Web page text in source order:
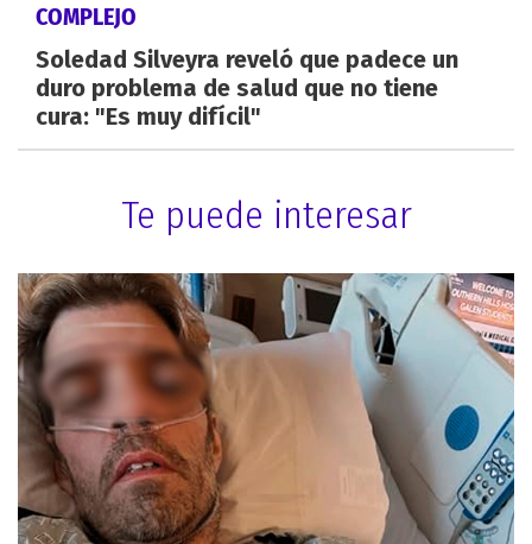
COMPLEJO
Soledad Silveyra reveló que padece un
duro problema de salud que no tiene
cura: "Es muy difícil"
Te puede interesar